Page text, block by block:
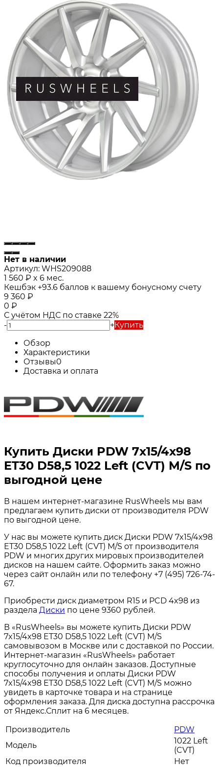
Нет в наличии
Артикул: WHS209088
1 560 ₽ x 6 мес.
Кешбэк +93.6 баллов к вашему бонусному счету
9 360 ₽
0 ₽
С учётом НДС по ставке 22%
-
+Купить
Обзор
Характеристики
Отзывы0
Доставка и оплата
Купить Диски PDW 7x15/4x98
ET30 D58,5 1022 Left (CVT) M/S по
выгодной цене
В нашем интернет-магазине RusWheels мы вам
предлагаем купить диски от производителя PDW
по выгодной цене.
У нас вы можете купить диск Диски PDW 7x15/4x98
ET30 D58,5 1022 Left (CVT) M/S от производителя
PDW и многих других мировых производителей
дисков на нашем сайте. Оформить заказ можно
через сайт онлайн или по телефону +7 (495) 726-74-
67.
Приобрести диск диаметром R15 и PCD 4x98 из
раздела Диски по цене 9360 рублей.
В «RusWheels» вы можете купить Диски PDW
7x15/4x98 ET30 D58,5 1022 Left (CVT) M/S
самовывозом в Москве или с доставкой по России.
Интернет-магазин «RusWheels» работает
круглосуточно для онлайн заказов. Доступные
способы получения и оплаты Диски PDW
7x15/4x98 ET30 D58,5 1022 Left (CVT) M/S можно
увидеть в карточке товара и на странице
оформления заказа. Для диска доступна рассрочка
от Яндекс.Сплит на 6 месяцев.
Производитель
PDW
Модель
1022 Left
(CVT)
Код производителя
Нет